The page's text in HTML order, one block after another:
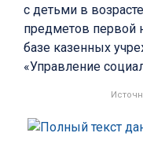
с детьми в
предметов первой
базе казенных
«Управление